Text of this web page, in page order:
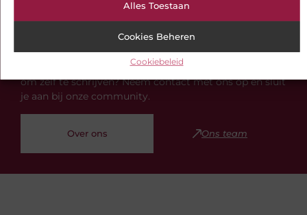
Alles Toestaan
Cookies Beheren
Cookiebeleid
S-pat.nl is de plek voor blogs over diverse
onderwerpen. Of je nu op zoek bent naar inspiratie,
jouw kennis wilt delen of samenwerkingen wilt
aangaan, bij ons ben je aan het juiste adres. Interesse
om zelf te schrijven? Neem contact met ons op en sluit
je aan bij onze community.
Over ons Ons team